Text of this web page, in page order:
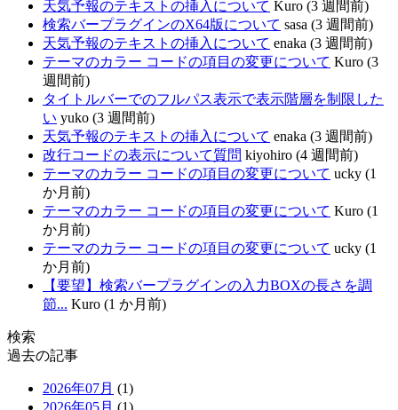
天気予報のテキストの挿入について Kuro (3 週間前)
検索バープラグインのX64版について sasa (3 週間前)
天気予報のテキストの挿入について enaka (3 週間前)
テーマのカラー コードの項目の変更について Kuro (3
週間前)
タイトルバーでのフルパス表示で表示階層を制限した
い yuko (3 週間前)
天気予報のテキストの挿入について enaka (3 週間前)
改行コードの表示について質問 kiyohiro (4 週間前)
テーマのカラー コードの項目の変更について ucky (1
か月前)
テーマのカラー コードの項目の変更について Kuro (1
か月前)
テーマのカラー コードの項目の変更について ucky (1
か月前)
【要望】検索バープラグインの入力BOXの長さを調
節... Kuro (1 か月前)
検索
過去の記事
2026年07月 (1)
2026年05月 (1)